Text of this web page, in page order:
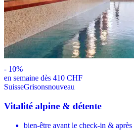
- 10%
en semaine dès 410 CHF
SuisseGrisonsnouveau
Vitalité alpine & détente
bien-être avant le check-in &